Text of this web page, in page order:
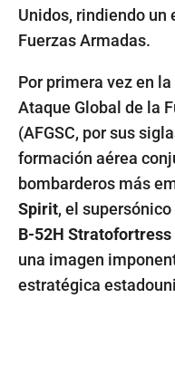
Unidos, rindiendo un
Fuerzas Armadas.
Por primera vez en la
Ataque Global de la
(AFGSC, por sus
formación aérea
bombarderos más
Spirit, el supersónico
B-52H Stratofortress
una imagen
estratégica